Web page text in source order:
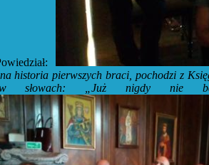
historia pierwszych braci, pochodzi z
słowach: „Już nigdy nie